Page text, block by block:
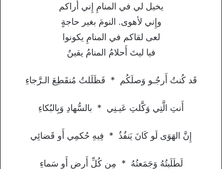
يخيل لي في المنامِ إِني أَراكم
وإِني لأهوى. النومَ بغير حاجةٍ
لعى لقاكم في المنامِ يكونوا
فيا ليتَ أَحلامُ المنامُ يقينُ
قَد كُنتُ أَرجُـو وَصلَكُم * فَظَلَلتُ مُنقَطِعَ الـرَّجاءِ
أَنتِ الَّتِي وَكَّلتِ عَيـنِي * بالسُّهادِ وَبِالبُكاءِ
إِنَّ الهَوَى لَو كَانَ يَنفُذُ * فِيهِ حُكمِي أَو قَضائِي
لَطَلَبتُهُ وَجَمَعتُهُ * مِن كُلِّ أَرض أَو سَماءِ